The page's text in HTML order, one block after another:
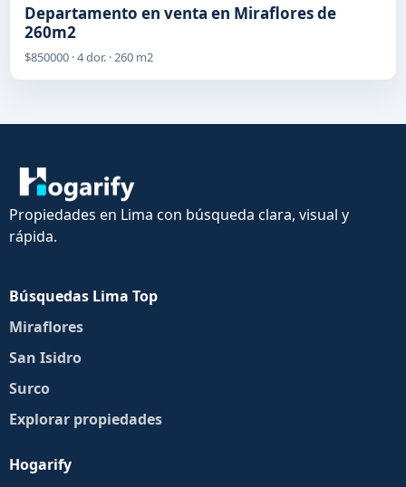
Departamento en venta en Miraflores de
260m2
$850000 · 4 dor. · 260 m2
Propiedades en Lima con búsqueda clara, visual y
rápida.
Búsquedas Lima Top
Miraflores
San Isidro
Surco
Explorar propiedades
Hogarify